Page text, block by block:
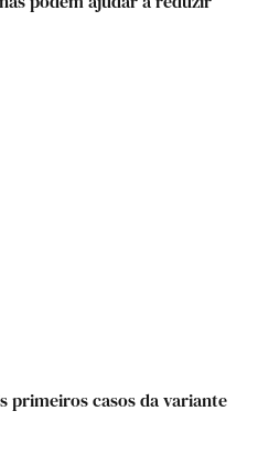
primeiros casos da variante